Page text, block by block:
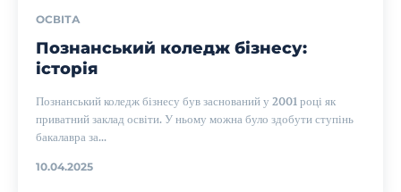
ОСВІТА
Познанський коледж бізнесу:
історія
Познанський коледж бізнесу був заснований у 2001 році як
приватний заклад освіти. У ньому можна було здобути ступінь
бакалавра за...
10.04.2025